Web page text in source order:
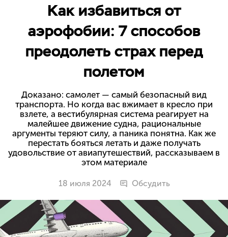
Как избавиться от
аэрофобии: 7 способов
преодолеть страх перед
полетом
Доказано: самолет — самый безопасный вид
транспорта. Но когда вас вжимает в кресло при
взлете, а вестибулярная система реагирует на
малейшее движение судна, рациональные
аргументы теряют силу, а паника понятна. Как же
перестать бояться летать и даже получать
удовольствие от авиапутешествий, рассказываем в
этом материале
18 июля 2024 Обсудить